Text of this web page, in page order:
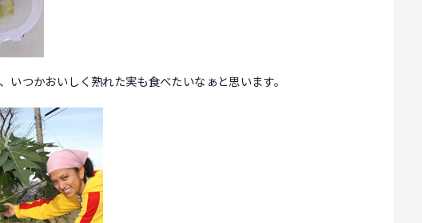
いつかおいしく熟れた実も食べたいなぁと思います。